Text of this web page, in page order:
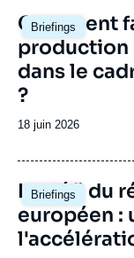
Briefings
Image
principale
Comment
production
dans le
?
Date
publication
18 juin 2026
Briefings
Image
principale
Le défi du
européen :